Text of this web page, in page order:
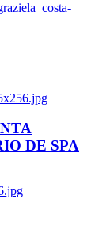
DE SPA